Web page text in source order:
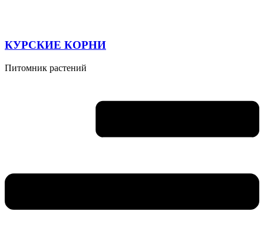
КУРСКИЕ КОРНИ
Питомник растений